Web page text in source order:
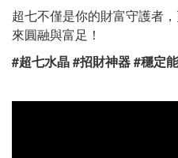
超七不僅是你的財富守護者
來圓融與富足！
#超七水晶 #招財神器 #穩定